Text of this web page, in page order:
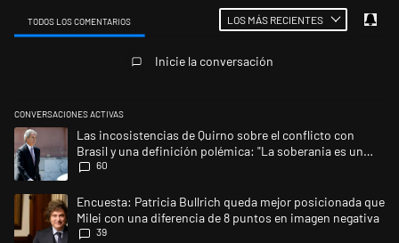
TODOS LOS COMENTARIOS LOS MÁS RECIENTES
Inicie la conversación
CONVERSACIONES ACTIVAS
Este listado muestra los artículos con más comentarios en los últimos
Un artículo de tendencia con el título "Las incosistencias de Quirno
Las incosistencias de Quirno sobre el conflicto con
Brasil y una definición polémica: "La soberania es un
concepto antiguo"
60
Un artículo de tendencia con el título "Encuesta: Patricia Bullrich
Encuesta: Patricia Bullrich queda mejor posicionada que
Milei con una diferencia de 8 puntos en imagen negativa
39